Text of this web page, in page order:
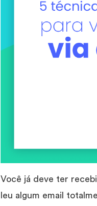
Você já deve ter
leu algum email